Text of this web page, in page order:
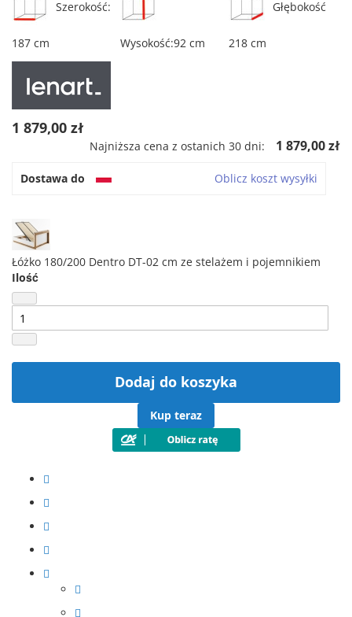
Szerokość:
187 cm Wysokość:92 cm
Głębokość
218 cm
1 879,00 zł
Najniższa cena z ostanich 30 dni: 1 879,00 zł
Dostawa do Oblicz koszt wysyłki
Łóżko 180/200 Dentro DT-02 cm ze stelażem i pojemnikiem
Ilość
Dodaj do koszyka
Kup teraz